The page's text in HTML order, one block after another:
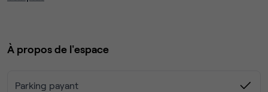
parfait pour développer votre activité aux portes de Paris.
🔹 Bureau lumineux dans un espace professionnel
À propos de l'espace
Parking payant